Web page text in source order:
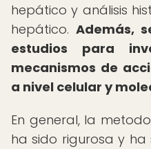
hepático y análisis
hepático. Además,
estudios para
mecanismos de
a nivel celular y
En general, la
ha sido rigurosa y